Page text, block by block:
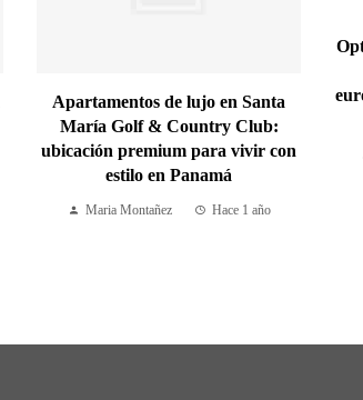
Apartamentos de lujo en Santa
María Golf & Country Club:
ubicación premium para vivir con
estilo en Panamá
Maria Montañez Hace 1 año